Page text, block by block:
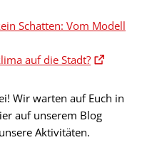
Schatten: Vom Modell
auf die Stadt?
Wir warten auf Euch in
auf unserem Blog
Aktivitäten.